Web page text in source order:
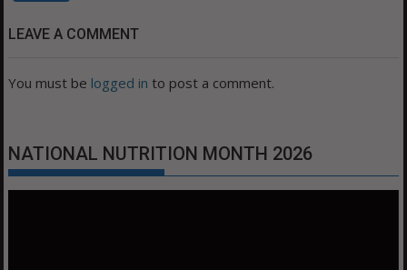
LEAVE A COMMENT
You must be logged in to post a comment.
NATIONAL NUTRITION MONTH 2026